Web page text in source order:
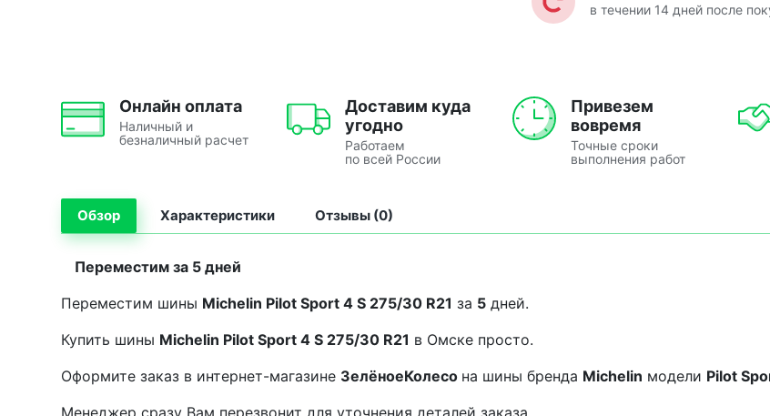
в течении 14 дней после
Онлайн оплата
Наличный и
безналичный расчет
Доставим куда
угодно
Работаем
по всей России
Привезем
вовремя
Точные сроки
выполнения работ
Обзор Характеристики Отзывы (0)
Переместим за 5 дней
Переместим шины Michelin Pilot Sport 4 S 275/30 R21 за 5 дней.
Купить шины Michelin Pilot Sport 4 S 275/30 R21 в Омске просто.
Оформите заказ в интернет-магазине ЗелёноеКолесо на шины бренда Michelin модели Pilot
Менеджер сразу Вам перезвонит для уточнения деталей заказа.